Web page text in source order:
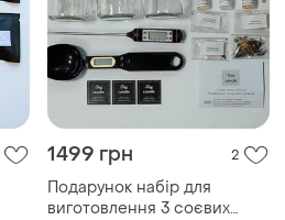
1499 грн 2
Подарунок набір для
виготовлення 3 соєвих